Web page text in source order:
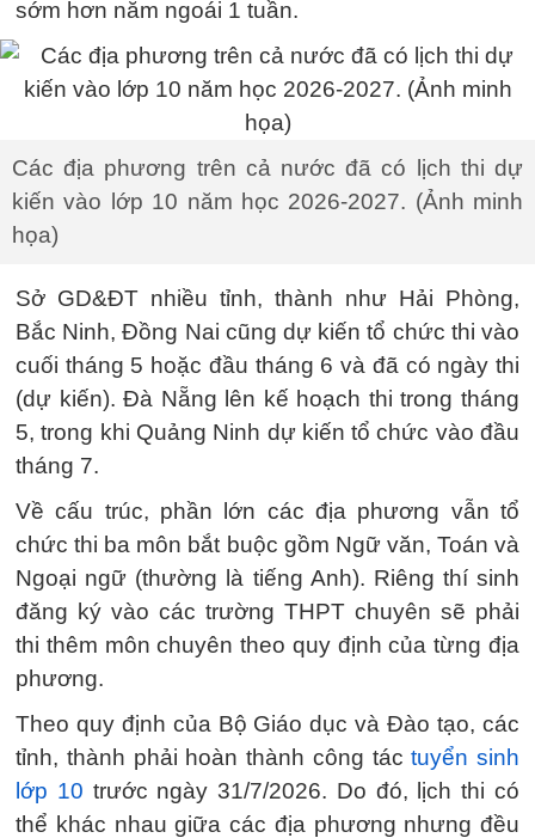
sớm hơn năm ngoái 1 tuần.
Các địa phương trên cả nước đã có lịch thi dự
kiến vào lớp 10 năm học 2026-2027. (Ảnh minh
họa)
Sở GD&ĐT nhiều tỉnh, thành như Hải Phòng,
Bắc Ninh, Đồng Nai cũng dự kiến tổ chức thi vào
cuối tháng 5 hoặc đầu tháng 6 và đã có ngày thi
(dự kiến). Đà Nẵng lên kế hoạch thi trong tháng
5, trong khi Quảng Ninh dự kiến tổ chức vào đầu
tháng 7.
Về cấu trúc, phần lớn các địa phương vẫn tổ
chức thi ba môn bắt buộc gồm Ngữ văn, Toán và
Ngoại ngữ (thường là tiếng Anh). Riêng thí sinh
đăng ký vào các trường THPT chuyên sẽ phải
thi thêm môn chuyên theo quy định của từng địa
phương.
Theo quy định của Bộ Giáo dục và Đào tạo, các
tỉnh, thành phải hoàn thành công táctuyển sinh
lớp 10 trước ngày 31/7/2026. Do đó, lịch thi có
thể khác nhau giữa các địa phương nhưng đều